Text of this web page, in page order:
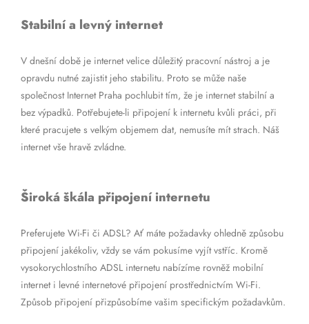
Stabilní a levný internet
V dnešní době je internet velice důležitý pracovní nástroj a je
opravdu nutné zajistit jeho stabilitu. Proto se může naše
společnost Internet Praha pochlubit tím, že je internet stabilní a
bez výpadků. Potřebujete-li připojení k internetu kvůli práci, při
které pracujete s velkým objemem dat, nemusíte mít strach. Náš
internet vše hravě zvládne.
Široká škála připojení internetu
Preferujete Wi-Fi či ADSL? Ať máte požadavky ohledně způsobu
připojení jakékoliv, vždy se vám pokusíme vyjít vstříc. Kromě
vysokorychlostního ADSL internetu nabízíme rovněž mobilní
internet i levné internetové připojení prostřednictvím Wi-Fi.
Způsob připojení přizpůsobíme vašim specifickým požadavkům.